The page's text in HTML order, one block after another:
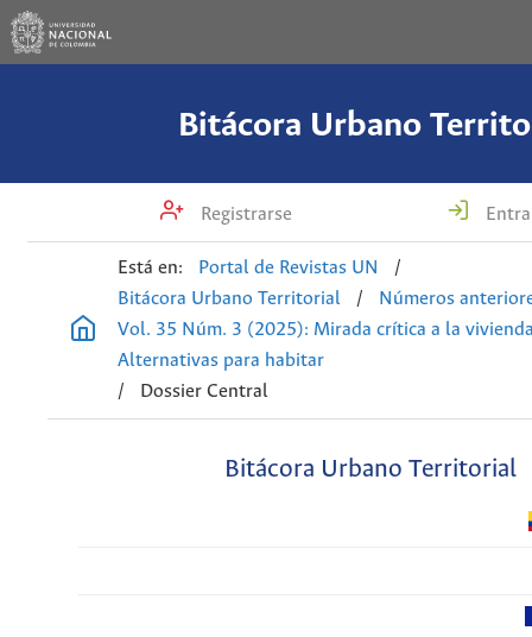
Bitácora Urbano
Registrarse
Está en: Portal de Revistas UN
/
Bitácora Urbano Territorial
/
Números
Vol. 35 Núm. 3 (2025): Mirada crítica a la
Alternativas para habitar
/
Dossier Central
Bitácora Urbano Territorial